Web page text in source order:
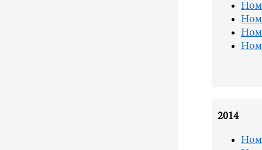
2014